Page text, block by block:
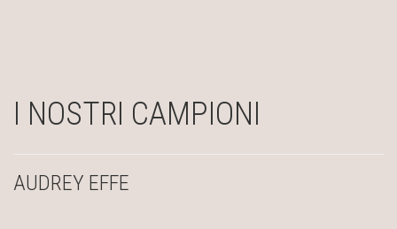
I NOSTRI CAMPIONI
AUDREY EFFE